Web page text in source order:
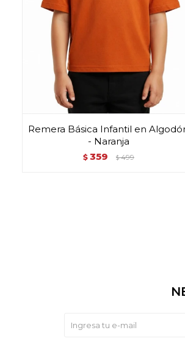
Remera Básica Infantil en
- Naranja
$ 359 $ 499